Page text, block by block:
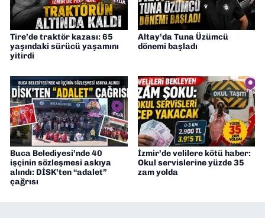
Tire’de traktör kazası: 65
yaşındaki sürücü yaşamını
yitirdi
Altay’da Tuna Üzümcü
dönemi başladı
Buca Belediyesi’nde 40
işçinin sözleşmesi askıya
alındı: DİSK’ten “adalet”
çağrısı
İzmir’de velilere kötü haber:
Okul servislerine yüzde 35
zam yolda